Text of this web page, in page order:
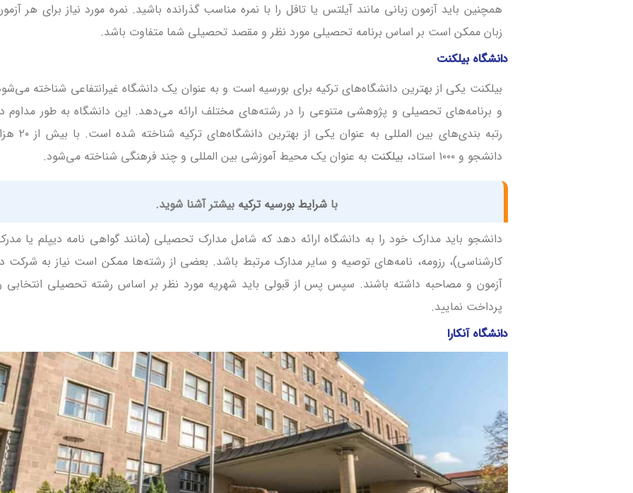
همچنین باید آزمون زبانی مانند آیلتس یا تافل را با نمره مناسب گذرانده باشید. نمره مورد نیاز برای هر
زبان ممکن است بر اساس برنامه تحصیلی مورد نظر و مقصد تحصیلی شما متفاوت باشد.
دانشگاه بیلکنت
بیلکنت یکی از بهترین دانشگاه‌های ترکیه برای بورسیه است و به عنوان یک دانشگاه غیرانتفاعی شناخته
و برنامه‌های تحصیلی و پژوهشی متنوعی را در رشته‌های مختلف ارائه می‌دهد. این دانشگاه به طور مداوم
رتبه بندی‌های بین المللی به عنوان یکی از بهترین دانشگاه‌های ترکیه
دانشجو و ۱۰۰۰ استاد،
بیلکنت به عنوان یک محیط آموزشی بین المللی و چند فرهنگی شناخته می‌شود.
با شرایط بورسیه ترکیه بیشتر آشنا شوید.
دانشجو باید مدارک خود را به دانشگاه ارائه دهد که شامل مدارک تحصیلی (مانند گواهی نامه دیپلم یا
کارشناسی)، رزومه، نامه‌های توصیه و سایر مدارک مرتبط باشد. بعضی از رشته‌ها ممکن است نیاز به شرکت
آزمون و مصاحبه داشته باشند. سپس پس از قبولی باید شهریه مورد نظر بر اساس رشته تحصیلی انتخابی
پرداخت نمایید.
دانشگاه آنکارا